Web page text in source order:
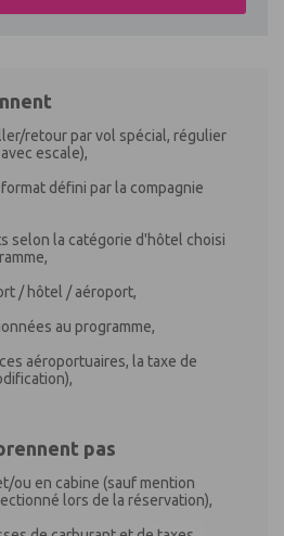
retour par vol spécial, régulier
escale),
format défini par la compagnie
selon la catégorie d'hôtel choisi
/ hôtel / aéroport,
au programme,
aéroportuaires, la taxe de
pas
ou en cabine (sauf mention
lors de la réservation),